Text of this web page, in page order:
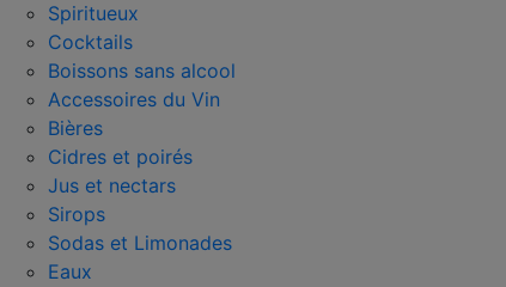
Spiritueux
Cocktails
Boissons sans alcool
Accessoires du Vin
Bières
Cidres et poirés
Jus et nectars
Sirops
Sodas et Limonades
Eaux